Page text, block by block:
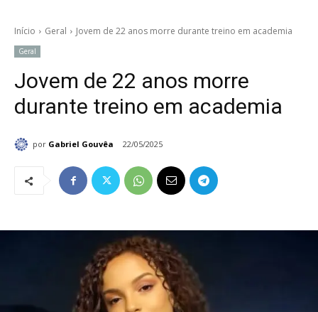
Início Geral Jovem de 22 anos morre durante treino em academia
Geral
Jovem de 22 anos morre
durante treino em academia
por Gabriel Gouvêa 22/05/2025